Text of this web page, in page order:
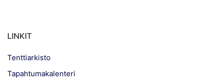
LINKIT
Tenttiarkisto
Tapahtumakalenteri